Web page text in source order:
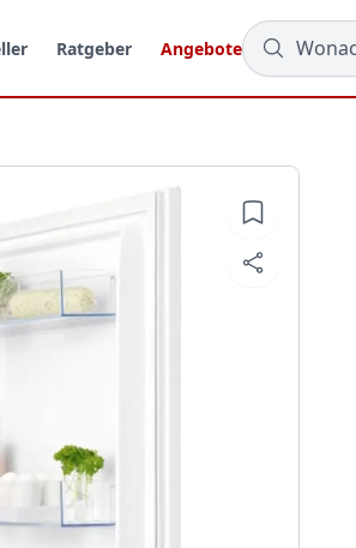
Ratgeber Angebote